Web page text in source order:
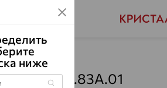
1852.0.9.83A.01
ниже